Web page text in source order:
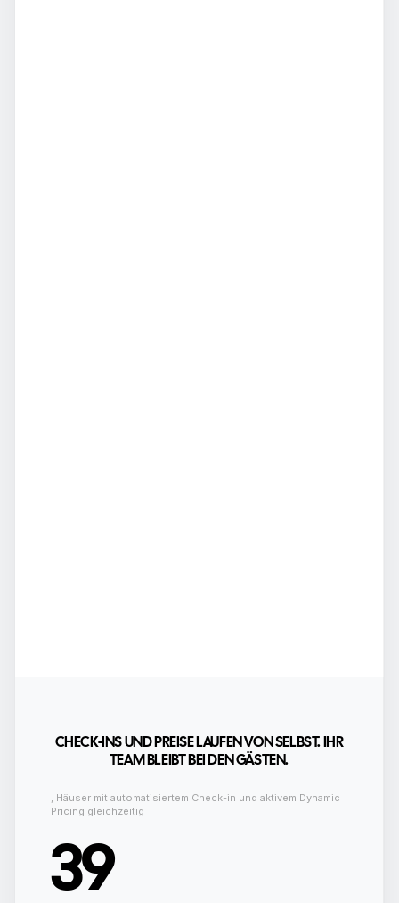
CHECK-INS UND PREISE LAUFEN VON SELBST. IHR
TEAM BLEIBT BEI DEN GÄSTEN.
, Häuser mit automatisiertem Check-in und aktivem Dynamic
Pricing gleichzeitig
39